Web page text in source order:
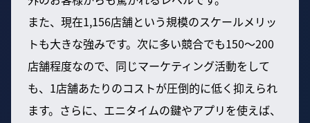
また、現在1,156店舗という規模のスケールメリッ
トも大きな強みです。次に多い競合でも150〜200
店舗程度なので、同じマーケティング活動をして
も、1店舗あたりのコストが圧倒的に低く抑えられ
ます。さらに、エニタイムの鍵やアプリを使えば、